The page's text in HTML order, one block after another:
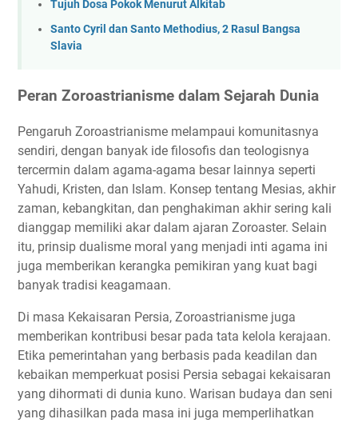
Tujuh Dosa Pokok Menurut Alkitab
Santo Cyril dan Santo Methodius, 2 Rasul Bangsa
Slavia
Peran Zoroastrianisme dalam Sejarah Dunia
Pengaruh Zoroastrianisme melampaui komunitasnya
sendiri, dengan banyak ide filosofis dan teologisnya
tercermin dalam agama-agama besar lainnya seperti
Yahudi, Kristen, dan Islam. Konsep tentang Mesias, akhir
zaman, kebangkitan, dan penghakiman akhir sering kali
dianggap memiliki akar dalam ajaran Zoroaster. Selain
itu, prinsip dualisme moral yang menjadi inti agama ini
juga memberikan kerangka pemikiran yang kuat bagi
banyak tradisi keagamaan.
Di masa Kekaisaran Persia, Zoroastrianisme juga
memberikan kontribusi besar pada tata kelola kerajaan.
Etika pemerintahan yang berbasis pada keadilan dan
kebaikan memperkuat posisi Persia sebagai kekaisaran
yang dihormati di dunia kuno. Warisan budaya dan seni
yang dihasilkan pada masa ini juga memperlihatkan